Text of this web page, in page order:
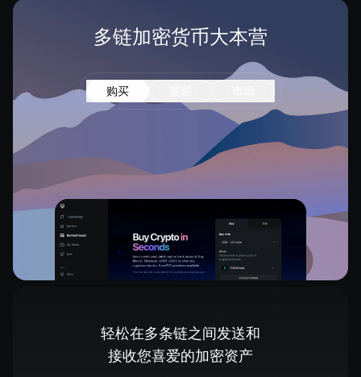
多链加密货币大本营
购买
轻松在多条链之间发送和
接收您喜爱的加密资产